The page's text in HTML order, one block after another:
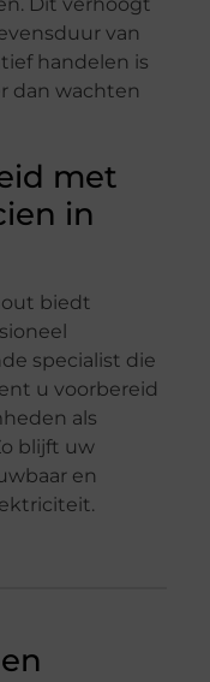
van
handelen is
dan wachten
met
in
biedt
specialist die
u voorbereid
als
blijft uw
en